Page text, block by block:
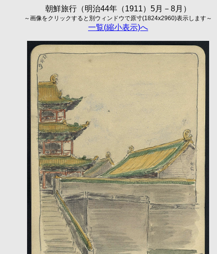
朝鮮旅行（明治44年（1911）5月－8月）
～画像をクリックすると別ウィンドウで原寸(1824x2960)表示します～
一覧(縮小表示)へ